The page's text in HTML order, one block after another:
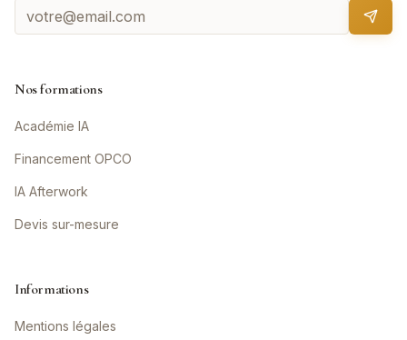
Nos formations
Académie IA
Financement OPCO
IA Afterwork
Devis sur-mesure
Informations
Mentions légales